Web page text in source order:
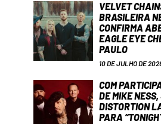
VELVET
BRASILEIRA
CONFIRMA
EAGLE EYE
PAULO
10 DE JULHO DE
COM
DE MIKE
DISTORTION
PARA